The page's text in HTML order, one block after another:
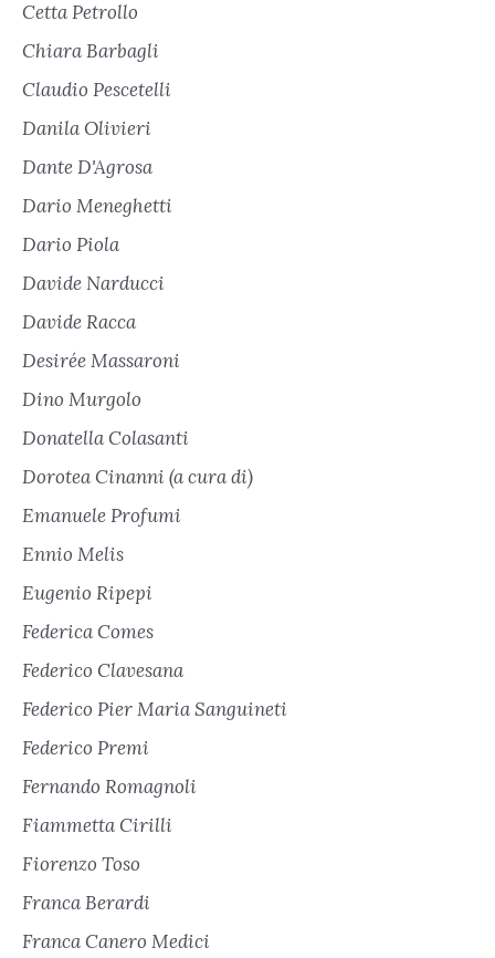
Cetta Petrollo
Chiara Barbagli
Claudio Pescetelli
Danila Olivieri
Dante D'Agrosa
Dario Meneghetti
Dario Piola
Davide Narducci
Davide Racca
Desirée Massaroni
Dino Murgolo
Donatella Colasanti
Dorotea Cinanni (a cura di)
Emanuele Profumi
Ennio Melis
Eugenio Ripepi
Federica Comes
Federico Clavesana
Federico Pier Maria Sanguineti
Federico Premi
Fernando Romagnoli
Fiammetta Cirilli
Fiorenzo Toso
Franca Berardi
Franca Canero Medici